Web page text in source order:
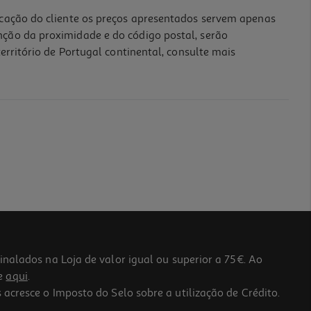
do cliente os preços apresentados servem apenas
da proximidade e do código postal, serão
de Portugal continental, consulte mais
na Loja de valor igual ou superior a 75€. Ao
aqui.
o Imposto do Selo sobre a utilização de Crédito.